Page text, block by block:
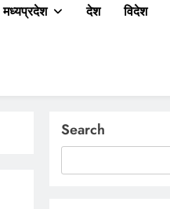
मध्यप्रदेश देश विदेश
Search